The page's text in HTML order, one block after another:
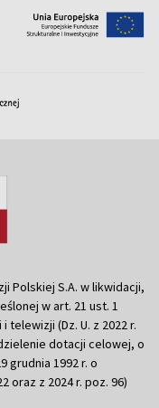
Polskiej S.A. w likwidacji,
w art. 21 ust. 1
telewizji (Dz. U. z 2022 r.
dotacji celowej, o
grudnia 1992 r. o
oraz z 2024 r. poz. 96)